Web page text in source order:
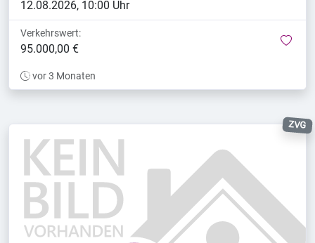
12.08.2026, 10:00 Uhr
Verkehrswert:
95.000,00 €
vor 3 Monaten
ZVG